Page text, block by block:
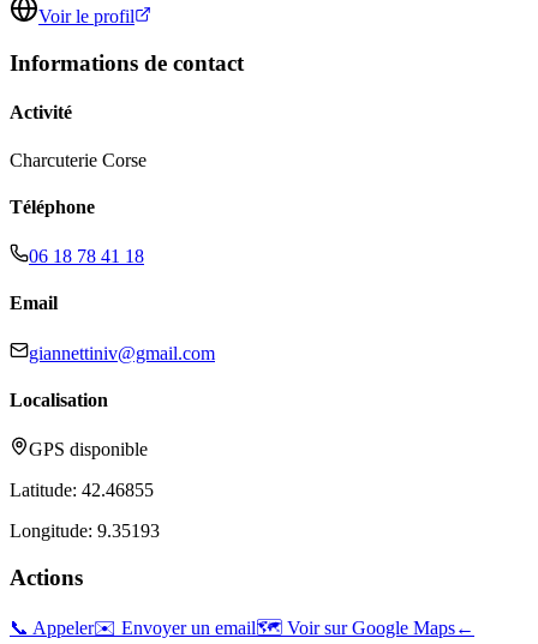
Voir le profil
Informations de contact
Activité
Charcuterie Corse
Téléphone
06 18 78 41 18
Email
giannettiniv@gmail.com
Localisation
GPS disponible
Latitude: 42.46855
Longitude: 9.35193
Actions
📞 Appeler✉️ Envoyer un email🗺️ Voir sur Google Maps←